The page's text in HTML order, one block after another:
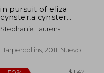
50%
in pursuit of eliza
cynster,a cynster
novel
Stephanie Laurens
Harpercollins, 2011, Nuevo